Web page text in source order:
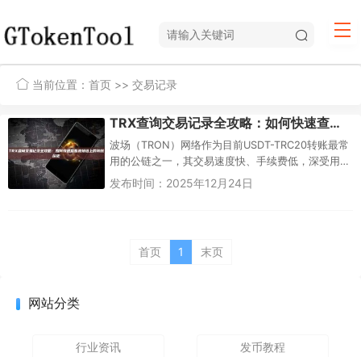
当前位置： 首页 >> 交易记录
TRX查询交易记录全攻略：如何快速查看波场链上的转账历史
波场（TRON）网络作为目前USDT-TRC20转账最常
用的公链之一，其交易速度快、手续费低，深受用
户欢迎。但很多新手在转账后最关心的问题就
发布时间：2025年12月24日
首页 1 末页
网站分类
行业资讯 发币教程